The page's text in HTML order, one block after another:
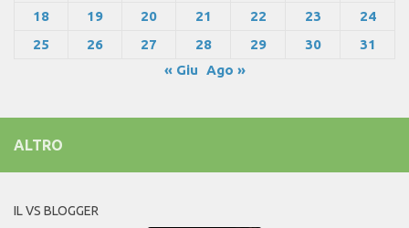
18
19 20 21 22 23
24
25
26 27 28 29 30
31
« Giu Ago »
ALTRO
IL VS BLOGGER